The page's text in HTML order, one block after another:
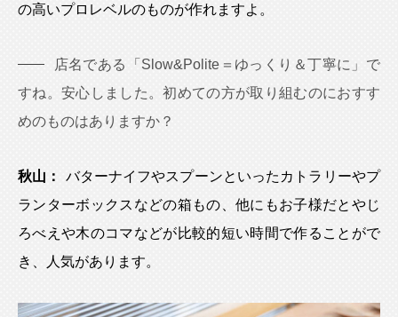
の高いプロレベルのものが作れますよ。
店名である「Slow&Polite＝ゆっくり＆丁寧に」で
すね。安心しました。初めての方が取り組むのにおすす
めのものはありますか？
秋山：
バターナイフやスプーンといったカトラリーやプ
ランターボックスなどの箱もの、他にもお子様だとやじ
ろべえや木のコマなどが比較的短い時間で作ることがで
き、人気があります。